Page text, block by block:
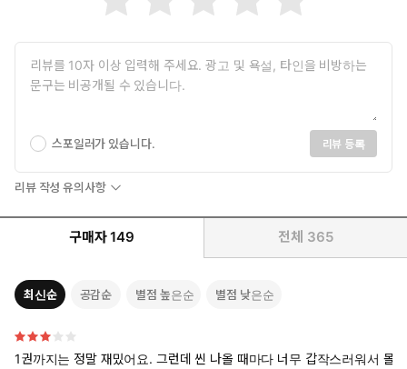
그날.
절벽에서 느꼈던 예감이, 그때보다도 강렬하게 반짝이고 있었다.
스포일러가 있습니다. 리뷰 등록
리뷰 작성 유의사항
구매자 149 전체 365
최신순 공감순 별점 높은순 별점 낮은순
1권까지는 정말 재밌어요. 그런데 씬 나올 때마다 너무 갑작스러워서 몰